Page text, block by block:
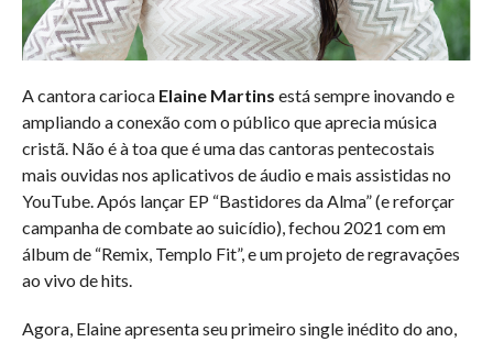
A cantora cariocaElaine Martins está sempre inovando e
ampliando a conexão com o público que aprecia música
cristã. Não é à toa que é uma das cantoras pentecostais
mais ouvidas nos aplicativos de áudio e mais assistidas no
YouTube. Após lançar EP “Bastidores da Alma” (e reforçar
campanha de combate ao suicídio), fechou 2021 com em
álbum de “Remix, Templo Fit”, e um projeto de regravações
ao vivo de hits.
Agora, Elaine apresenta seu primeiro single inédito do ano,